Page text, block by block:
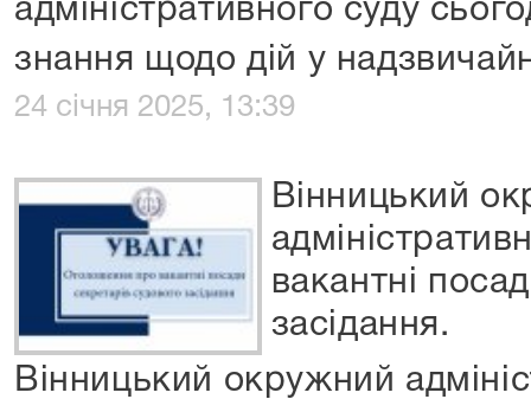
адміністративного суду
знання щодо дій у
24 січня 2025, 13:39
Вінницький
вакантні
засідання.
Вінницький окружний